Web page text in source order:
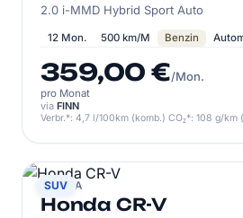
2.0 i-MMD Hybrid Sport Auto
12 Mon. 500 km/M Benzin
359,00 €/Mon.
pro Monat
via FINN
Verbr.*: 4,7 l/100km (komb.) CO₂*: 108 g/km
SUV
HONDA
Honda CR-V